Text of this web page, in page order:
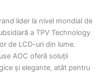
lider la nivel mondial de
a TPV Technology
de LCD-uri din lume.
AOC oferă soluții
și elegante, atât pentru